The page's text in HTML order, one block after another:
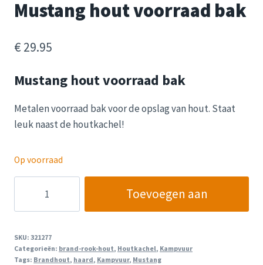
Mustang hout voorraad bak
€ 29.95
Mustang hout voorraad bak
Metalen voorraad bak voor de opslag van hout. Staat
leuk naast de houtkachel!
Op voorraad
voorraad
aantal
Toevoegen aan
SKU: 321277
Categorieën: brand-rook-hout, Houtkachel, Kampvuur
Tags: Brandhout, haard, Kampvuur, Mustang